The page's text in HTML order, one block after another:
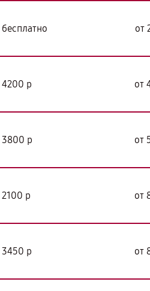
бесплатно от
4200 р от
3800 р от
2100 р от
3450 р от